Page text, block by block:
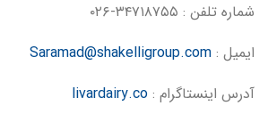
شماره تلفن : ۳۴۷۱۸۷۵۵-۰۲۶
ایمیل : Saramad@shakelligroup.com
آدرس اینستاگرام : livardairy.co